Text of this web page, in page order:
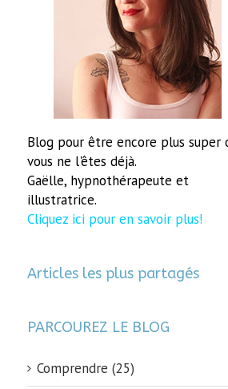
Blog pour être encore plus super
vous ne l'êtes déjà.
Gaëlle, hypnothérapeute et
illustratrice.
Cliquez ici pour en savoir plus!
Articles les plus partagés
PARCOUREZ LE BLOG
Comprendre (25)